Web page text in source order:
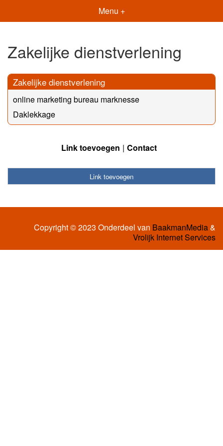
Menu +
Zakelijke dienstverlening
Zakelijke dienstverlening
online marketing bureau marknesse
Daklekkage
Link toevoegen Contact
Link toevoegen
Copyright © 2023 Onderdeel van BaakmanMedia&
Vrolijk Internet Services